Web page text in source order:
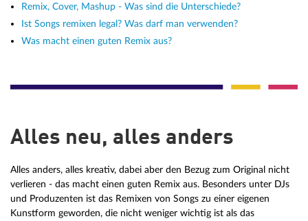
Remix, Cover, Mashup - Was sind die Unterschiede?
Ist Songs remixen legal? Was darf man verwenden?
Was macht einen guten Remix aus?
Alles neu, alles anders
Alles anders, alles kreativ, dabei aber den Bezug zum Original nicht
verlieren - das macht einen guten Remix aus. Besonders unter DJs
und Produzenten ist das Remixen von Songs zu einer eigenen
Kunstform geworden, die nicht weniger wichtig ist als das